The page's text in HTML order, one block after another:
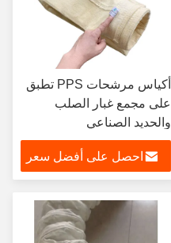
أكياس مرشحات PPS تطبق
على مجمع غبار الصلب
والحديد الصناعي
احصل على أفضل سعر